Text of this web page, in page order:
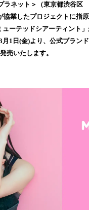
ラネット＞（東京都渋谷
業したプロジェクトに指
ーテッドシアーティント
1日(金)より、公式ブラン
売いたします。